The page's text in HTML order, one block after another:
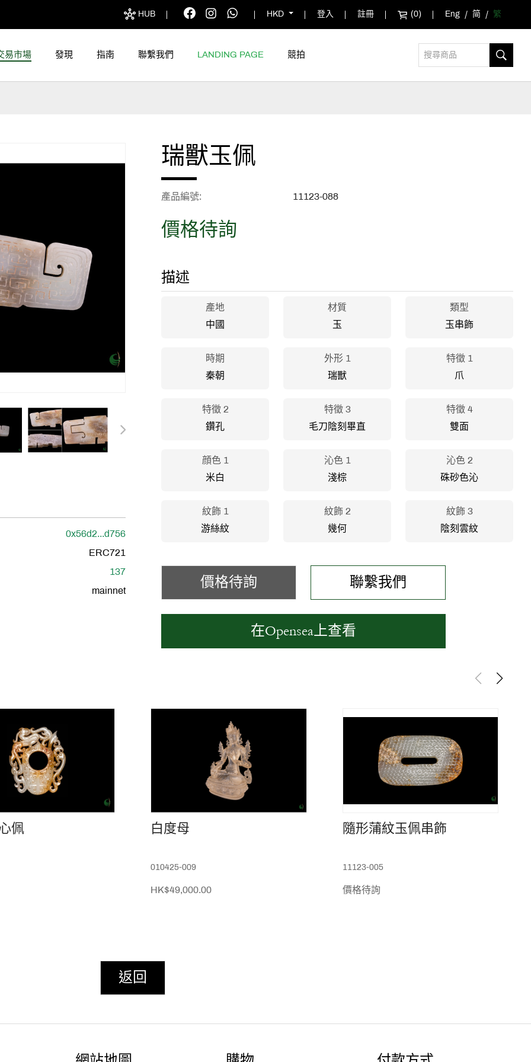
HUB HKD 登入 註冊 (0) Eng 简 繁
易市場 發現 指南 聯繫我們 LANDING PAGE 競拍
0x56d2...d756
ERC721
137
mainnet
瑞獸玉佩
產品編號 11123-088
價格待詢
描述
產地
中國
材質
玉
類型
玉串飾
時期
秦朝
外形 1
瑞獸
特徵 1
爪
特徵 2
鑽孔
特徵 3
毛刀陰刻畢直
特徵 4
雙面
顔色 1
米白
沁色 1
淺棕
沁色 2
硃砂色沁
紋飾 1
游絲紋
紋飾 2
幾何
紋飾 3
陰刻雲紋
價格待詢 聯繫我們
在Opensea上查看
佩 白度母
010425-009
HK$49,000.00
隨形蒲紋玉佩串飾
11123-005
價格待詢
返回